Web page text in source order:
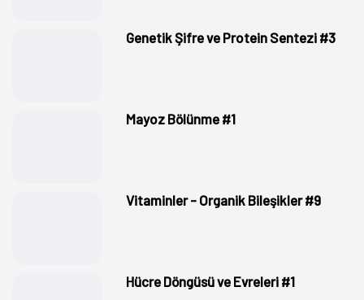
Genetik Şifre ve Protein Sentezi #3
Mayoz Bölünme #1
Vitaminler - Organik Bileşikler #9
Hücre Döngüsü ve Evreleri #1